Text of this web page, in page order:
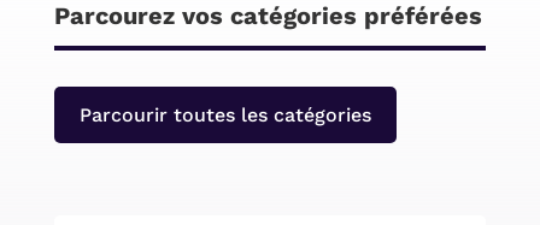
Parcourez vos catégories préférées
Parcourir toutes les catégories